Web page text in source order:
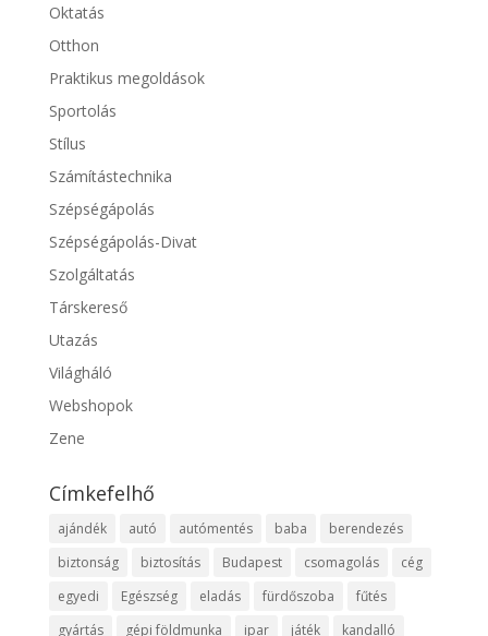
Oktatás
Otthon
Praktikus megoldások
Sportolás
Stílus
Számítástechnika
Szépségápolás
Szépségápolás-Divat
Szolgáltatás
Társkereső
Utazás
Világháló
Webshopok
Zene
Címkefelhő
ajándék autó autómentés baba
berendezés
biztonság
biztosítás Budapest csomagolás
cég
egyedi
Egészség eladás fürdőszoba
fűtés
gyártás
gépi földmunka ipar játék kandalló